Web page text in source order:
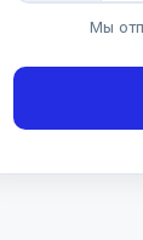
Мы